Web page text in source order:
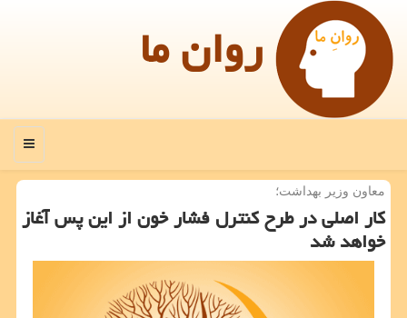
روان ما
منو
معاون وزیر بهداشت؛
كار اصلی در طرح كنترل فشار خون از این پس آغاز
خواهد شد